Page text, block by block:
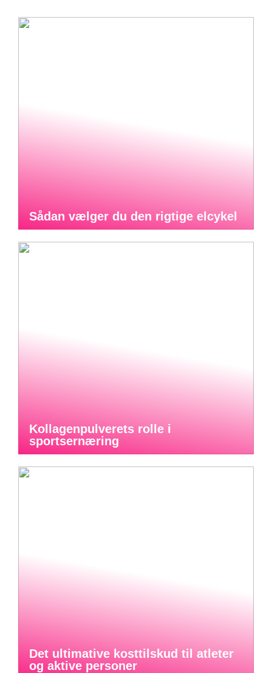
Sådan vælger du den rigtige elcykel
Kollagenpulverets rolle i
sportsernæring
Det ultimative kosttilskud til atleter
og aktive personer